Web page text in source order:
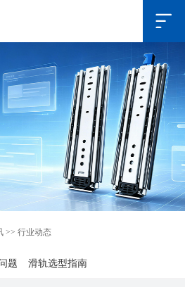

题 滑轨选型指南
>> 行业动态